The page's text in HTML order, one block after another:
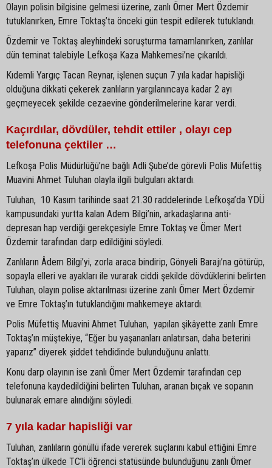
Olayın polisin bilgisine gelmesi üzerine, zanlı Ömer Mert Özdemir
tutuklanırken, Emre Toktaş’ta önceki gün tespit edilerek tutuklandı.
Özdemir ve Toktaş aleyhindeki soruşturma tamamlanırken, zanlılar
dün teminat talebiyle Lefkoşa Kaza Mahkemesi’ne çıkarıldı.
Kıdemli Yargıç Tacan Reynar, işlenen suçun 7 yıla kadar hapisliği
olduğuna dikkati çekerek zanlıların yargılanıncaya kadar 2 ayı
geçmeyecek şekilde cezaevine gönderilmelerine karar verdi.
Kaçırdılar, dövdüler, tehdit ettiler , olayı cep
telefonuna çektiler …
Lefkoşa Polis Müdürlüğü’ne bağlı Adli Şube’de görevli Polis Müfettiş
Muavini Ahmet Tuluhan olayla ilgili bulguları aktardı.
Tuluhan, 10 Kasım tarihinde saat 21.30 raddelerinde Lefkoşa’da YDÜ
kampusundaki yurtta kalan Adem Bilgi’nin, arkadaşlarına anti-
depresan hap verdiği gerekçesiyle Emre Toktaş ve Ömer Mert
Özdemir tarafından darp edildiğini söyledi.
Zanlıların Âdem Bilgi’yi, zorla araca bindirip, Gönyeli Barajı’na götürüp,
sopayla elleri ve ayakları ile vurarak ciddi şekilde dövdüklerini belirten
Tuluhan, olayın polise aktarılması üzerine zanlı Ömer Mert Özdemir
ve Emre Toktaş’ın tutuklandığını mahkemeye aktardı.
Polis Müfettiş Muavini Ahmet Tuluhan, yapılan şikâyette zanlı Emre
Toktaş’ın müştekiye, “Eğer bu yaşananları anlatırsan, daha beterini
yaparız” diyerek şiddet tehdidinde bulunduğunu anlattı.
Konu darp olayının ise zanlı Ömer Mert Özdemir tarafından cep
telefonuna kaydedildiğini belirten Tuluhan, aranan bıçak ve sopanın
bulunarak emare alındığını söyledi.
7 yıla kadar hapisliği var
Tuluhan, zanlıların gönüllü ifade vererek suçlarını kabul ettiğini Emre
Toktaş’ın ülkede TC’li öğrenci statüsünde bulunduğunu zanlı Ömer